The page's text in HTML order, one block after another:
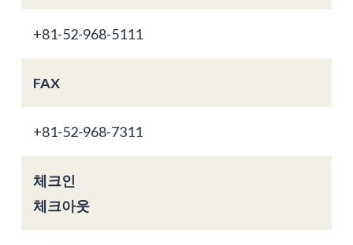
+81-52-968-5111
FAX
+81-52-968-7311
체크인
체크아웃